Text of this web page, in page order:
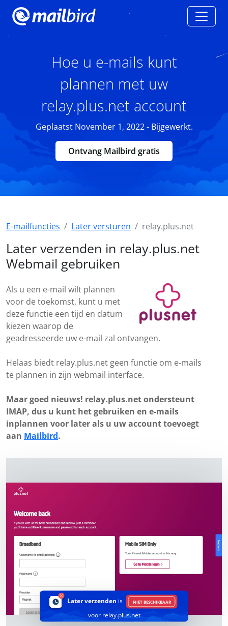
Hoe u e-mails kunt
plannen met uw
relay.plus.net account
Geplaatst November 1, 2022 - Bijgewerkt.
Ontvang Mailbird gratis
E-mailfuncties Later versturen relay.plus.net
Later verzenden in relay.plus.net
Webmail gebruiken
Als u een e-mail wilt plannen
voor de toekomst, kunt u met
deze functie een tijd en datum
kiezen waarop de
geadresseerde uw e-mail zal ontvangen.
Helaas biedt relay.plus.net geen functie om e-mails
te plannen in zijn webmail interface.
Maar goed nieuws! relay.plus.net ondersteunt
IMAP, dus u kunt het gebruiken en e-mails
inplannen voor later als u uw account toevoegt
aan Mailbird.
Later verzenden is NIET BESCHIKBAAR
voor relay.plus.net